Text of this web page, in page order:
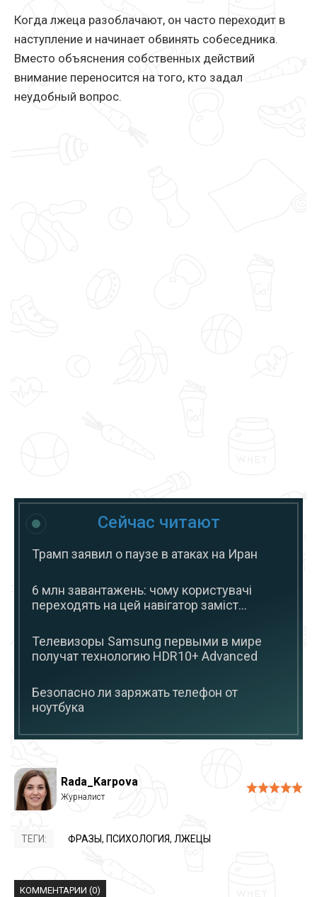
Когда лжеца разоблачают, он часто переходит в
наступление и начинает обвинять собеседника.
Вместо объяснения собственных действий
внимание переносится на того, кто задал
неудобный вопрос.
Сейчас читают
Трамп заявил о паузе в атаках на Иран
6 млн завантажень: чому користувачі
переходять на цей навігатор заміст...
Телевизоры Samsung первыми в мире
получат технологию HDR10+ Advanced
Безопасно ли заряжать телефон от
ноутбука
Rada_Karpova
ТЕГИ: ФРАЗЫ, ПСИХОЛОГИЯ, ЛЖЕЦЫ
КОММЕНТАРИИ (0)